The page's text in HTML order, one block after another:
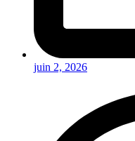
juin 2, 2026